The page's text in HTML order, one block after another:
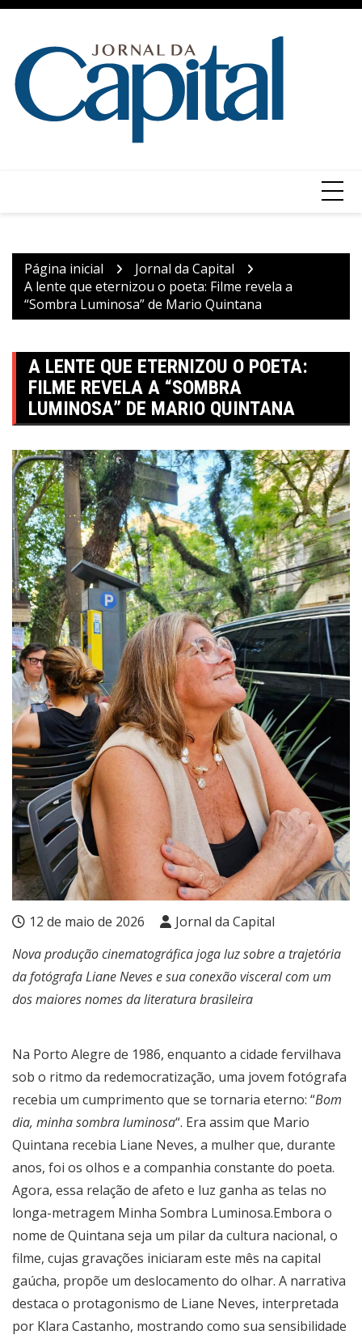
Ir
conteúdo
Página inicial
Jornal da Capital
A lente que eternizou o poeta: Filme revela a
“Sombra Luminosa” de Mario Quintana
A LENTE QUE ETERNIZOU O POETA:
FILME REVELA A “SOMBRA
LUMINOSA” DE MARIO QUINTANA
12 de maio de 2026
Jornal da Capital
Nova produção cinematográfica joga luz sobre a trajetória
da fotógrafa Liane Neves e sua conexão visceral com um
dos maiores nomes da literatura brasileira
Na Porto Alegre de 1986, enquanto a cidade fervilhava
sob o ritmo da redemocratização, uma jovem fotógrafa
recebia um cumprimento que se tornaria eterno: “Bom
dia, minha sombra luminosa“. Era assim que Mario
Quintana recebia Liane Neves, a mulher que, durante
anos, foi os olhos e a companhia constante do poeta.
Agora, essa relação de afeto e luz ganha as telas no
longa-metragem Minha Sombra Luminosa.Embora o
nome de Quintana seja um pilar da cultura nacional, o
filme, cujas gravações iniciaram este mês na capital
gaúcha, propõe um deslocamento do olhar. A narrativa
destaca o protagonismo de Liane Neves, interpretada
por Klara Castanho, mostrando como sua sensibilidade